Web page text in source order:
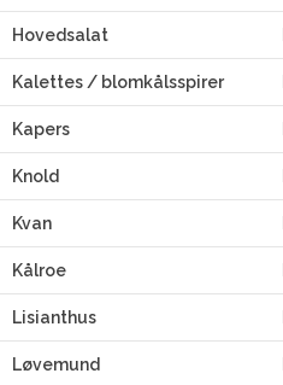
Hovedsalat
Kalettes / blomkålsspirer
Kapers
Knold
Kvan
Kålroe
Lisianthus
Løvemund